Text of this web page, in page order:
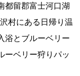
都留郡富士河口湖
村にある日帰り温
浴とブルーベリー
ーベリー狩りパッ